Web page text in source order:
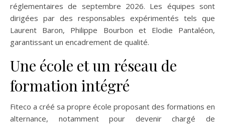
réglementaires de septembre 2026. Les équipes sont
dirigées par des responsables expérimentés tels que
Laurent Baron, Philippe Bourbon et Elodie Pantaléon,
garantissant un encadrement de qualité.
Une école et un réseau de
formation intégré
Fiteco a créé sa propre école proposant des formations en
alternance, notamment pour devenir chargé de